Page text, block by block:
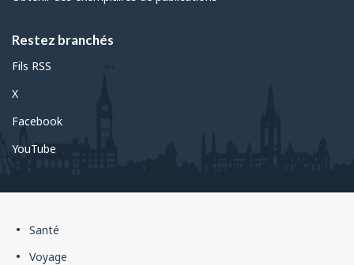
Restez branchés
Fils RSS
X
Facebook
YouTube
Pied
de
Santé
Voyage